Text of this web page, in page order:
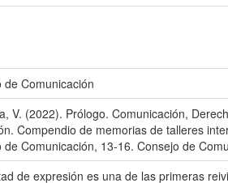
de Comunicación
V. (2022). Prólogo. Comunicación,
Compendio de memorias de talleres
de Comunicación, 13-16. Consejo de
de expresión es una de las primeras